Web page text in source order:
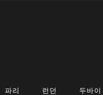
파리 런던 두바이